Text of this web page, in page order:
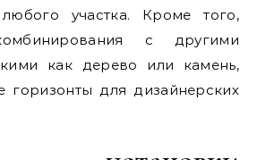
участка. Кроме того,
с другими
как дерево или камень,
горизонты для дизайнерских